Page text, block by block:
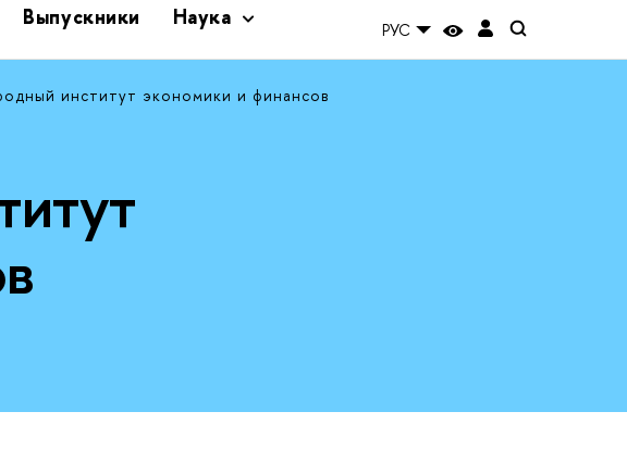
Выпускники
Наука
РУС
институт экономики и финансов